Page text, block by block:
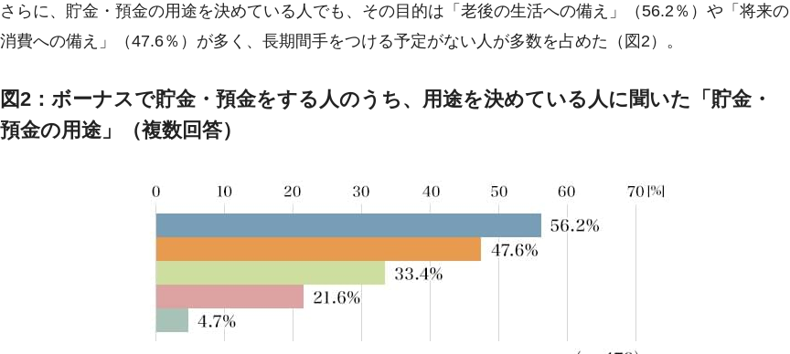
さらに、貯金・預金の用途を決めている人でも、その目的は「老後の生活への備え」（56.2％）や「将来の
消費への備え」（47.6％）が多く、長期間手をつける予定がない人が多数を占めた（図2）。
図2：ボーナスで貯金・預金をする人のうち、用途を決めている人に聞いた「貯金・
預金の用途」（複数回答）